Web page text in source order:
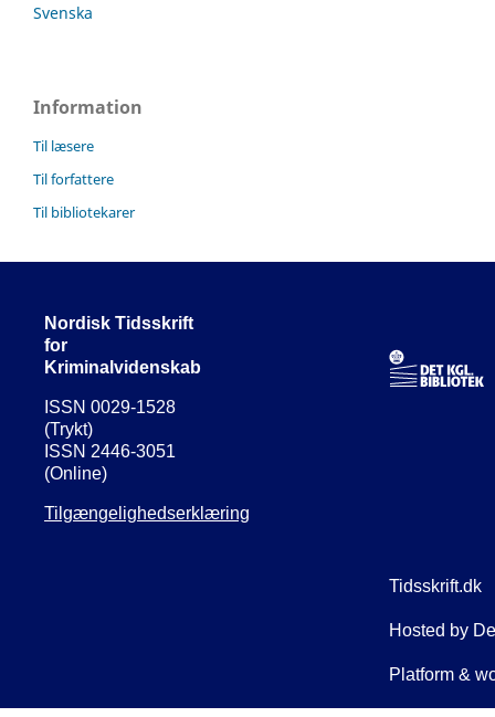
Svenska
Information
Til læsere
Til forfattere
Til bibliotekarer
Nordisk Tidsskrift
for
Kriminalvidenskab
ISSN 0029-1528
(Trykt)
ISSN 2446-3051
(Online)
Tilgængelighedserklæring